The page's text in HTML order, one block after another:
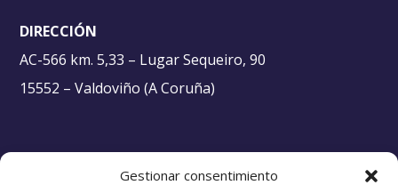
Gestionar consentimiento
DIRECCIÓN
AC-566 km. 5,33 – Lugar Sequeiro, 90
15552 – Valdoviño (A Coruña)
Textos Legales